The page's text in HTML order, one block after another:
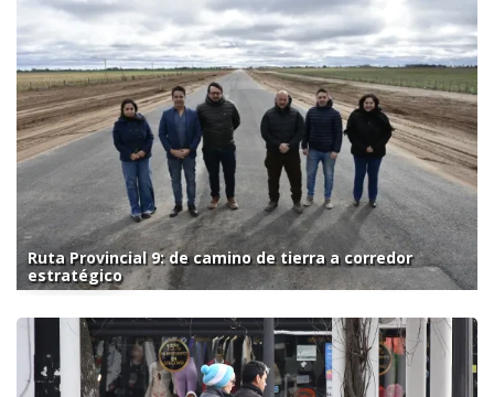
Ruta Provincial 9: de camino de tierra a corredor
estratégico